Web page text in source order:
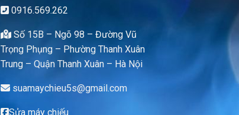
0916.569.262
Số 15B – Ngõ 98 – Đường Vũ
Trọng Phụng – Phường Thanh Xuân
Trung – Quận Thanh Xuân – Hà Nội
suamaychieu5s@gmail.com
Sửa máy chiếu